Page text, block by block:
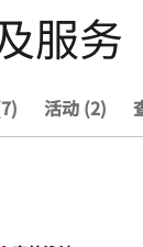
服务
活动 (2)